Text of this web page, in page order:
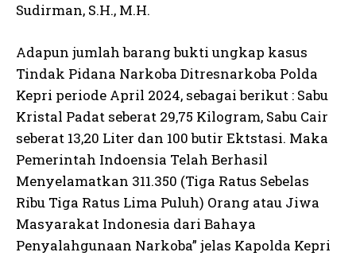
Sudirman, S.H., M.H.
Adapun jumlah barang bukti ungkap kasus
Tindak Pidana Narkoba Ditresnarkoba Polda
Kepri periode April 2024, sebagai berikut : Sabu
Kristal Padat seberat 29,75 Kilogram, Sabu Cair
seberat 13,20 Liter dan 100 butir Ektstasi. Maka
Pemerintah Indoensia Telah Berhasil
Menyelamatkan 311.350 (Tiga Ratus Sebelas
Ribu Tiga Ratus Lima Puluh) Orang atau Jiwa
Masyarakat Indonesia dari Bahaya
Penyalahgunaan Narkoba” jelas Kapolda Kepri